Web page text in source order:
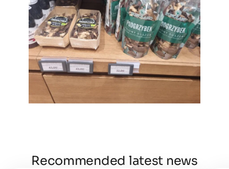
Recommended latest news